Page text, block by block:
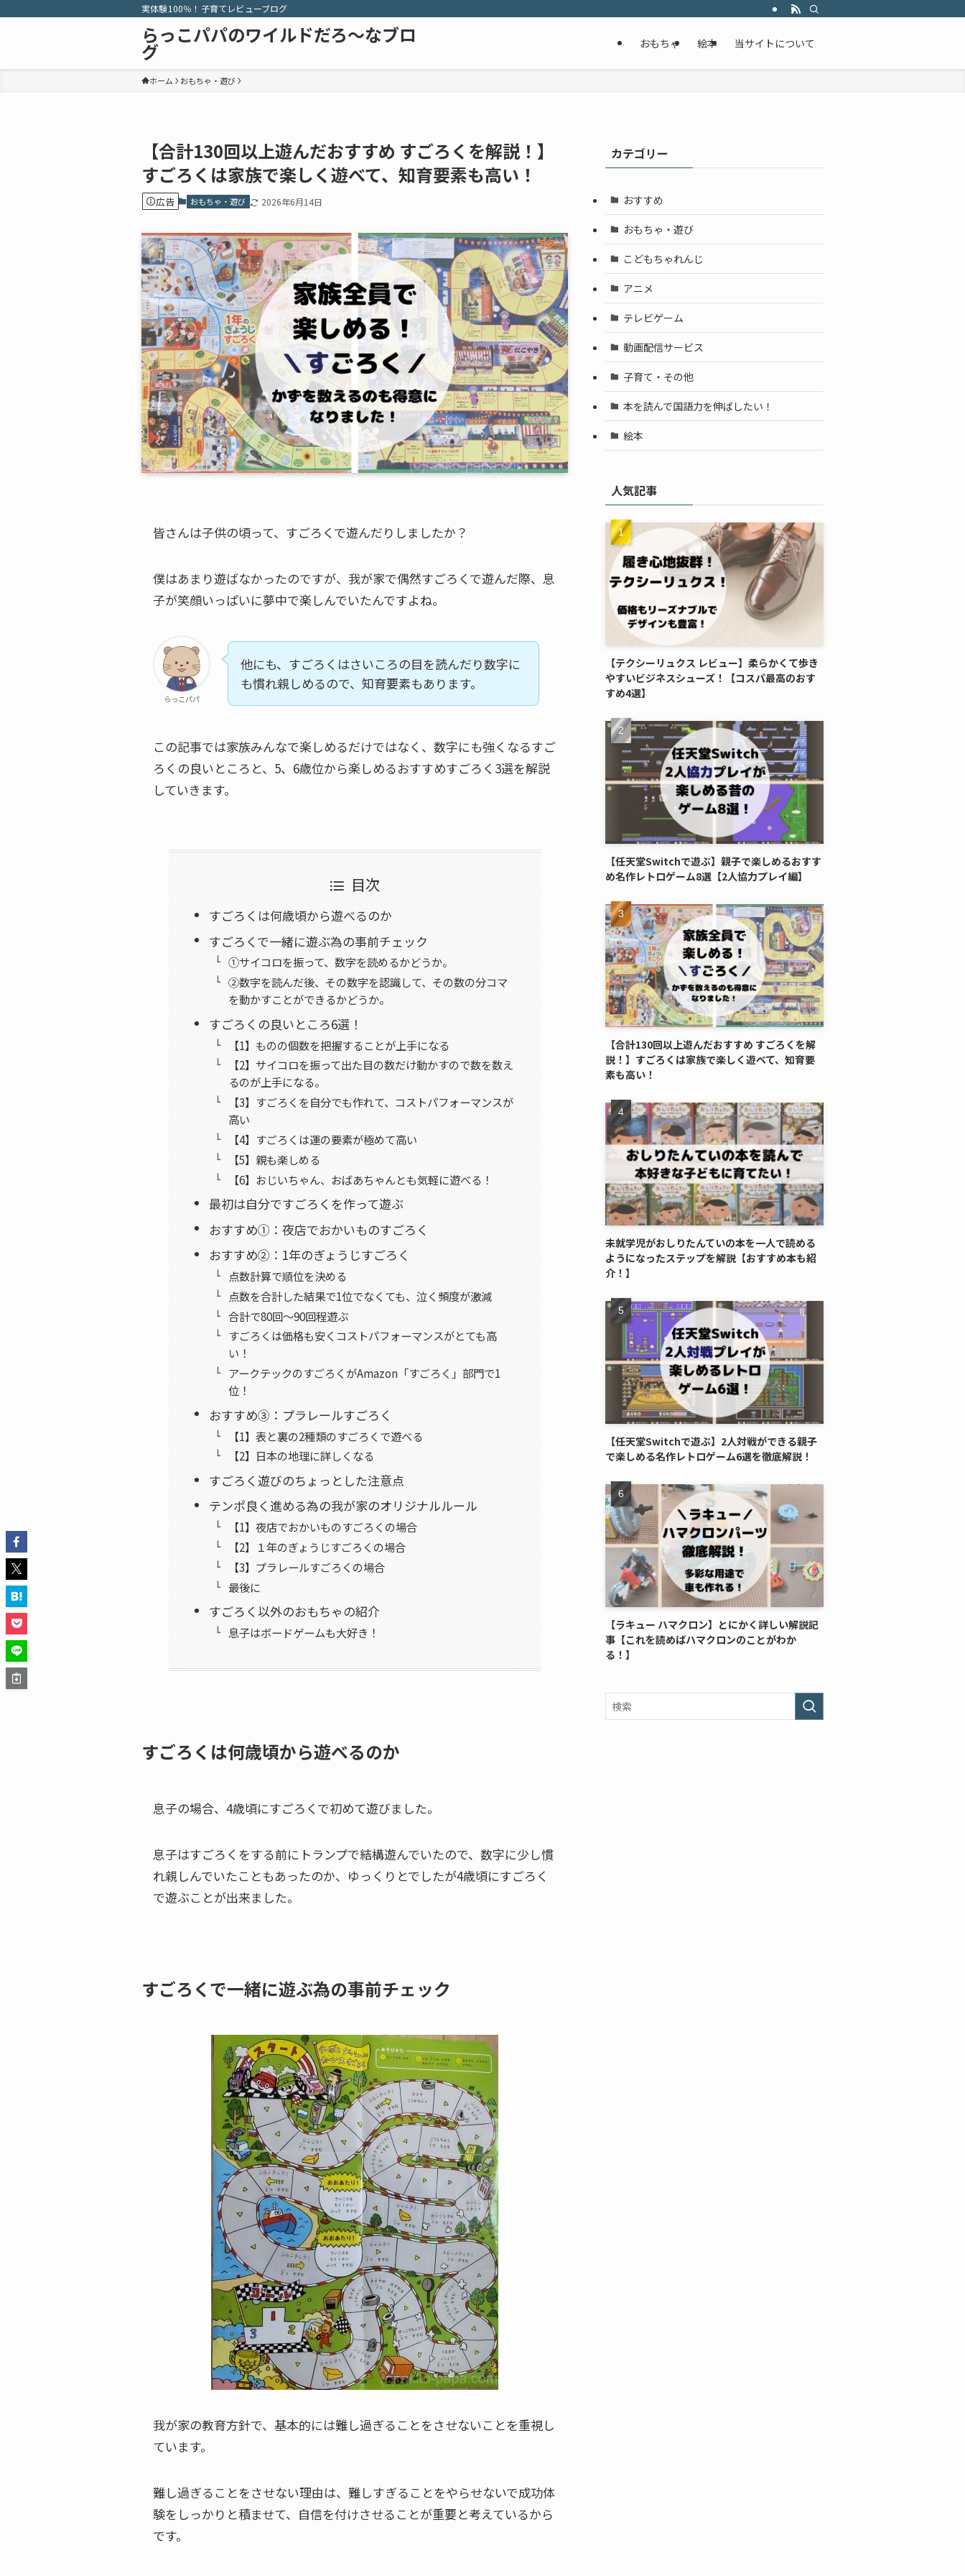
実体験100％！子育てレビューブログ
らっこパパのワイルドだろ～なブロ
グ おもちゃ 絵本 当サイトについて
ホーム おもちゃ・遊び
【合計130回以上遊んだおすすめ すごろくを解説！】
すごろくは家族で楽しく遊べて、知育要素も高い！
広告 おもちゃ・遊び 2026年6月14日
皆さんは子供の頃って、すごろくで遊んだりしましたか？
僕はあまり遊ばなかったのですが、我が家で偶然すごろくで遊んだ際、息
子が笑顔いっぱいに夢中で楽しんでいたんですよね。
らっこパパ
他にも、すごろくはさいころの目を読んだり数字に
も慣れ親しめるので、知育要素もあります。
この記事では家族みんなで楽しめるだけではなく、数字にも強くなるすご
ろくの良いところと、5、6歳位から楽しめるおすすめすごろく3選を解説
していきます。
目次
すごろくは何歳頃から遊べるのか
すごろくで一緒に遊ぶ為の事前チェック
①サイコロを振って、数字を読めるかどうか。
②数字を読んだ後、その数字を認識して、その数の分コマ
を動かすことができるかどうか。
すごろくの良いところ6選！
【1】ものの個数を把握することが上手になる
【2】サイコロを振って出た目の数だけ動かすので数を数え
るのが上手になる。
【3】すごろくを自分でも作れて、コストパフォーマンスが
高い
【4】すごろくは運の要素が極めて高い
【5】親も楽しめる
【6】おじいちゃん、おばあちゃんとも気軽に遊べる！
最初は自分ですごろくを作って遊ぶ
おすすめ①：夜店でおかいものすごろく
おすすめ②：1年のぎょうじすごろく
点数計算で順位を決める
点数を合計した結果で1位でなくても、泣く頻度が激減
合計で80回〜90回程遊ぶ
すごろくは価格も安くコストパフォーマンスがとても高
い！
アークテックのすごろくがAmazon「すごろく」部門で1
位！
おすすめ③：プラレールすごろく
【1】表と裏の2種類のすごろくで遊べる
【2】日本の地理に詳しくなる
すごろく遊びのちょっとした注意点
テンポ良く進める為の我が家のオリジナルルール
【1】夜店でおかいものすごろくの場合
【2】１年のぎょうじすごろくの場合
【3】プラレールすごろくの場合
最後に
すごろく以外のおもちゃの紹介
息子はボードゲームも大好き！
すごろくは何歳頃から遊べるのか
息子の場合、4歳頃にすごろくで初めて遊びました。
息子はすごろくをする前にトランプで結構遊んでいたので、数字に少し慣
れ親しんでいたこともあったのか、ゆっくりとでしたが4歳頃にすごろく
で遊ぶことが出来ました。
すごろくで一緒に遊ぶ為の事前チェック
我が家の教育方針で、基本的には難し過ぎることをさせないことを重視し
ています。
難し過ぎることをさせない理由は、難しすぎることをやらせないで成功体
験をしっかりと積ませて、自信を付けさせることが重要と考えているから
です。
カテゴリー
おすすめ
おもちゃ・遊び
こどもちゃれんじ
アニメ
テレビゲーム
動画配信サービス
子育て・その他
本を読んで国語力を伸ばしたい！
絵本
人気記事
【テクシーリュクス レビュー】柔らかくて歩き
やすいビジネスシューズ！【コスパ最高のおす
すめ4選】
【任天堂Switchで遊ぶ】親子で楽しめるおすす
め名作レトロゲーム8選【2人協力プレイ編】
【合計130回以上遊んだおすすめ すごろくを解
説！】すごろくは家族で楽しく遊べて、知育要
素も高い！
未就学児がおしりたんていの本を一人で読める
ようになったステップを解説【おすすめ本も紹
介！】
【任天堂Switchで遊ぶ】2人対戦ができる親子
で楽しめる名作レトロゲーム6選を徹底解説！
【ラキュー ハマクロン】とにかく詳しい解説記
事【これを読めばハマクロンのことがわか
る！】